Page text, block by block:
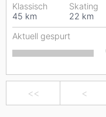
Benutzung der Loipen...
Klassisch
45 km
Skating
22 km
Aktuell gespurt
<< <